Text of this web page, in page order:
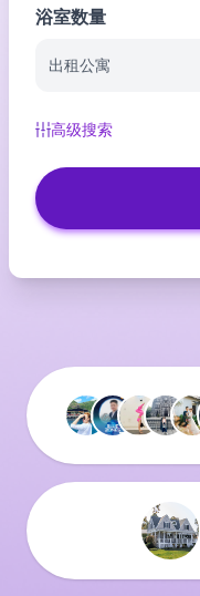
浴室数量
高级搜索